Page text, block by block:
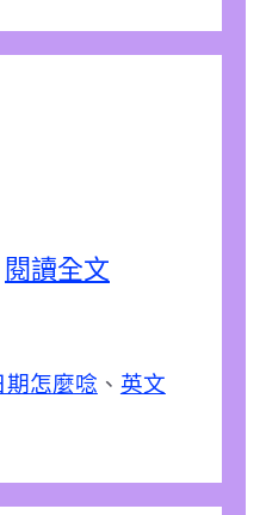
閱讀全文
期怎麼唸 、 英文